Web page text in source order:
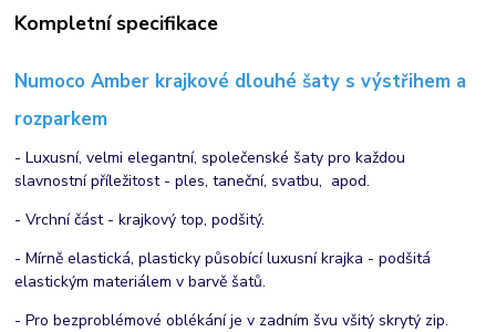
Kompletní specifikace
Numoco Amber krajkové dlouhé šaty s výstřihem a
rozparkem
- Luxusní, velmi elegantní, společenské šaty pro každou
slavnostní příležitost - ples, taneční, svatbu, apod.
- Vrchní část - krajkový top, podšitý.
- Mírně elastická, plasticky působící luxusní krajka - podšitá
elastickým materiálem v barvě šatů.
- Pro bezproblémové oblékání je v zadním švu všitý skrytý zip.